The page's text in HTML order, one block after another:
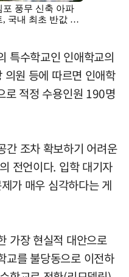
특수학교인 인애학교의
원 등에 따르면 인애학
로 적정 수용인원 190명
간 조차 확보하기 어려운
전언이다. 입학 대기자
가 매우 심각하다는 게
가장 현실적 대안으로
교를 불당동으로 이전하